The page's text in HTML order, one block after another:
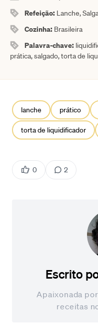
Refeição: Lanche,
Cozinha: Brasileira
Palavra-chave:
prática, salgado, torta de
lanche prático
torta de liquidificador
0 2
Escrito
Apaixonada
receitas